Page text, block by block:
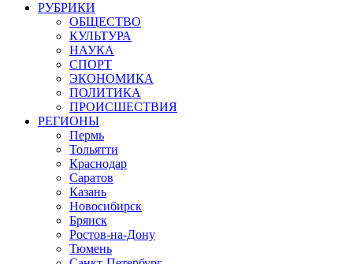
РУБРИКИ
ОБЩЕСТВО
КУЛЬТУРА
НАУКА
СПОРТ
ЭКОНОМИКА
ПОЛИТИКА
ПРОИСШЕСТВИЯ
РЕГИОНЫ
Пермь
Тольятти
Краснодар
Саратов
Казань
Новосибирск
Брянск
Ростов-на-Дону
Тюмень